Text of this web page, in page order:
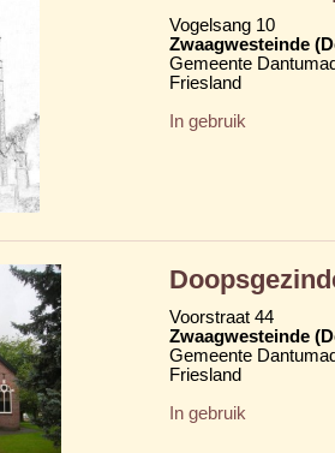
Vogelsang 10
Zwaagwesteinde
Gemeente
Friesland
In gebruik
Voorstraat 44
Zwaagwesteinde
Gemeente
Friesland
In gebruik